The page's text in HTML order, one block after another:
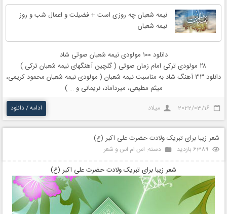
نیمه شعبان چه روزی است + فضیلت و اعمال شب و روز
نیمه شعبان
دانلود ۱۰۰ مولودی نیمه شعبان صوتی شاد
۲۸ مولودی ترکی امام زمان صوتی ( گلچین آهنگهای نیمه شعبان ترکی )
دانلود ۳۳ آهنگ شاد به مناسبت نیمه شعبان ( مولودی نیمه شعبان محمود کریمی،
میثم مطیعی، میرداماد، نریمانی و … )
2022/03/16 میلاد ادامه / دانلود
شعر زیبا برای تبریک ولادت حضرت علی‌ اکبر (ع)
6389 بازدید دسته: اس ام اس و شعر
شعر زیبا برای تبریک ولادت حضرت علی‌ اکبر (ع)